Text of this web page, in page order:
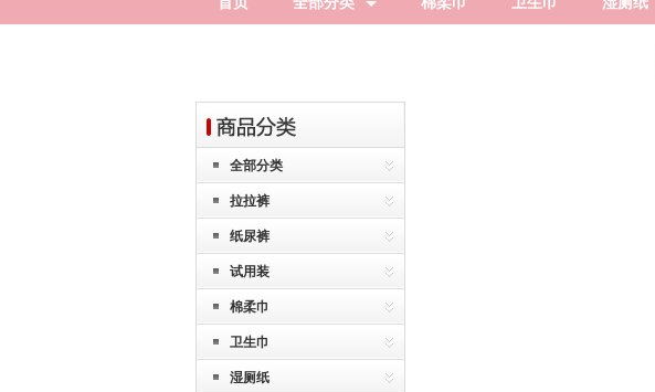
全部分类
拉拉裤
纸尿裤
试用装
棉柔巾
卫生巾
湿厕纸